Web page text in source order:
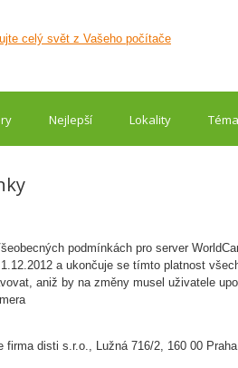
Nejlepší Lokality
podmínkách pro server
a ukončuje se tímto platnost
aniž by na změny musel uživatele
firma disti s.r.o., Lužná 716/2, 160 00